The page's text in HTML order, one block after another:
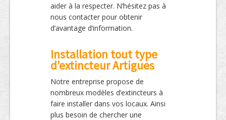
aider à la respecter. N’hésitez pas à
nous contacter pour obtenir
d’avantage d’information.
Installation tout type
d’extincteur Artigues
Notre entreprise propose de
nombreux modèles d’extincteurs à
faire installer dans vos locaux. Ainsi
plus besoin de chercher une